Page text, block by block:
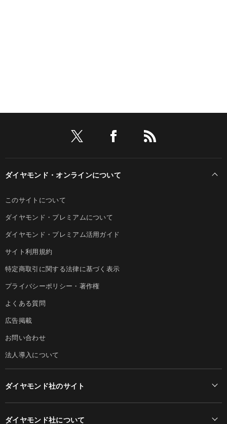
ダイヤモンド・オンラインについて
このサイトについて
ダイヤモンド・プレミアムについて
ダイヤモンド・プレミアム活用ガイド
サイト利用規約
特定商取引に関する法律に基づく表示
プライバシーポリシー・著作権
よくある質問
広告掲載
お問い合わせ
法人導入について
ダイヤモンド社のサイト
ダイヤモンド社について